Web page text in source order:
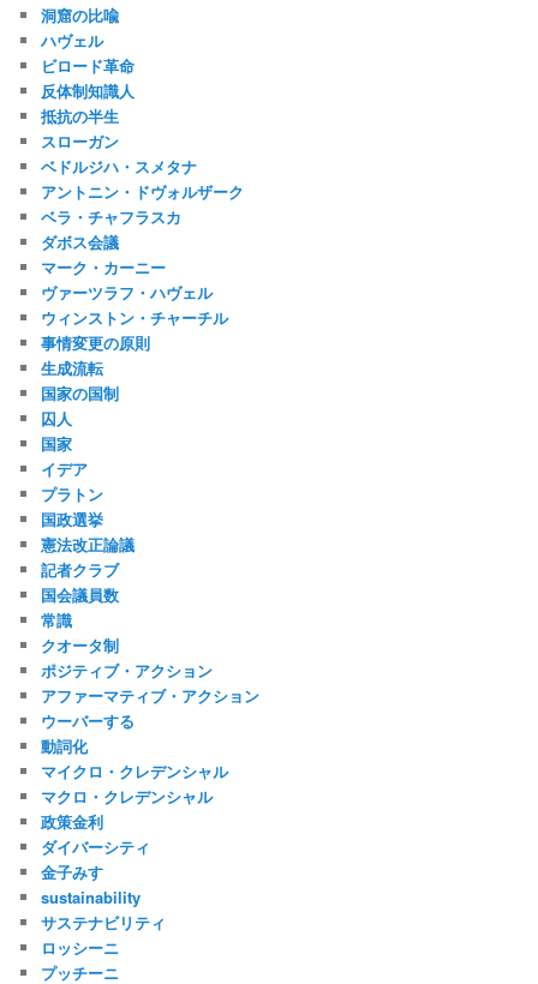
洞窟の比喩
ハヴェル
ビロード革命
反体制知識人
抵抗の半生
スローガン
ベドルジハ・スメタナ
アントニン・ドヴォルザーク
ベラ・チャフラスカ
ダボス会議
マーク・カーニー
ヴァーツラフ・ハヴェル
ウィンストン・チャーチル
事情変更の原則
生成流転
国家の国制
囚人
国家
イデア
プラトン
国政選挙
憲法改正論議
記者クラブ
国会議員数
常識
クオータ制
ポジティブ・アクション
アファーマティブ・アクション
ウーバーする
動詞化
マイクロ・クレデンシャル
マクロ・クレデンシャル
政策金利
ダイバーシティ
金子みすゞ
sustainability
サステナビリティ
ロッシーニ
プッチーニ